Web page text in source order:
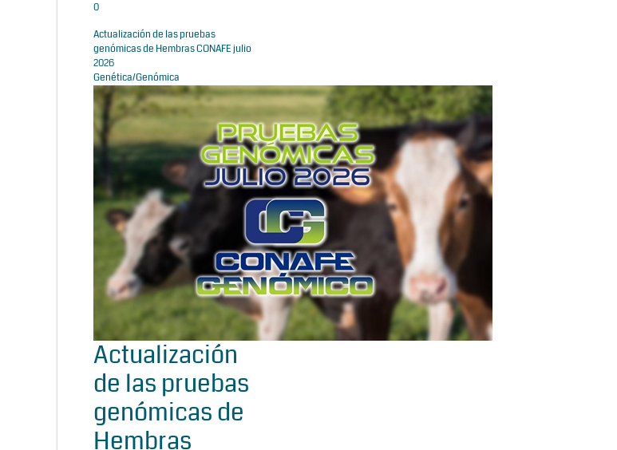
0
Actualización de las pruebas
genómicas de Hembras CONAFE julio
2026
Genética/Genómica
Actualización
de las pruebas
genómicas de
Hembras